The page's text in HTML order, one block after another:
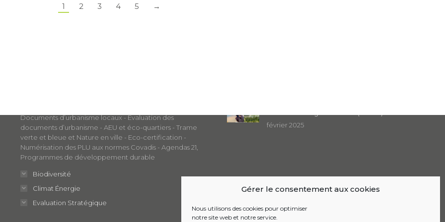
Gérer le consentement aux cookies
Nous utilisons des cookies pour optimiser
notre site web et notre service.
1 2 3 4 5 →
Documents d’urbanisme locaux - Évaluation des
documents d’urbanisme - AEU et éco-quartiers - Trame
verte et bleue et Nature en ville - Eco-certification -
Numérisation des PLU aux normes Covadis - Agendas 21,
Programmes de développement durable
Biodiversité
Climat Énergie
Evaluation Stratégique
février 2025